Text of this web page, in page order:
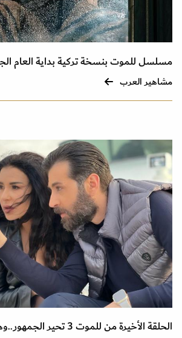
مسلسل للموت بنسخة تركية بداية العام
مشاهير العرب
الحلقة الأخيرة من للموت 3 تحير الجمهور..وهل من جزء رابع؟